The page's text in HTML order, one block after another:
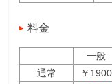
料金
一般
通常
￥1900